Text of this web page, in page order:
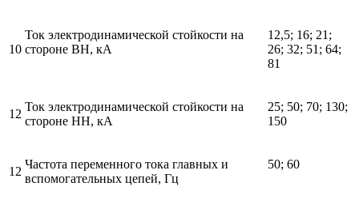
10
Ток электродинамической стойкости на
стороне ВН, кА
12,5; 16; 21;
26; 32; 51; 64;
81
12
Ток электродинамической стойкости на
стороне НН, кА
25; 50; 70; 130;
150
12
Частота переменного тока главных и
вспомогательных цепей, Гц
50; 60